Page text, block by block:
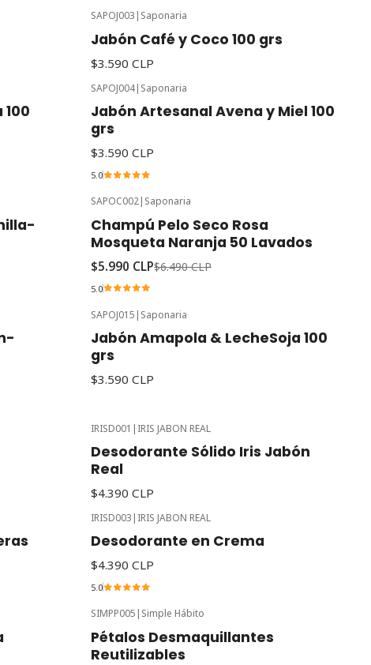
SAPOJ003 | Saponaria
Jabón Café y Coco 100 grs
$3.590 CLP
SAPOJ004| Saponaria
Jabón Artesanal Avena y Miel 100
grs
$3.590 CLP
5.0
SAPOC002| Saponaria
Champú Pelo Seco Rosa
Mosqueta Naranja 50 Lavados
$5.990 CLP$6.490 CLP
5.0
SAPOJ015 | Saponaria
Jabón Amapola & LecheSoja 100
grs
$3.590 CLP
IRISD001 | IRIS JABON REAL
Desodorante Sólido Iris Jabón
Real
$4.390 CLP
IRISD003 | IRIS JABON REAL
Desodorante en Crema
$4.390 CLP
5.0
SIMPP005 | Simple Hábito
Pétalos Desmaquillantes
Reutilizables